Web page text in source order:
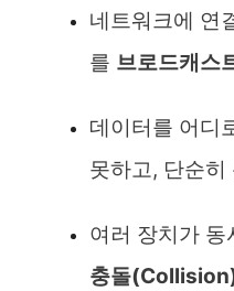
네트워크에 연
를 브로드캐스
데이터를 어디
못하고, 단순히
여러 장치가 동
충돌